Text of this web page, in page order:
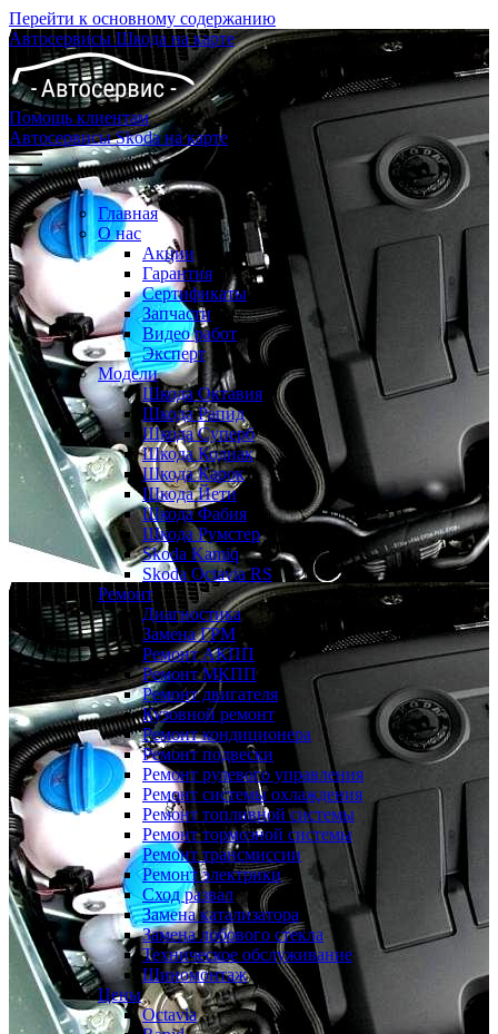
Перейти к основному содержанию
Автосервисы Шкода на карте
Помощь клиентам
Автосервисы Skoda на карте
Главная
О нас
Акции
Гарантия
Сертификаты
Запчасти
Видео работ
Эксперт
Модели
Шкода Октавия
Шкода Рапид
Шкода Суперб
Шкода Кодиак
Шкода Карок
Шкода Йети
Шкода Фабия
Шкода Румстер
Skoda Kamiq
Skoda Octavia RS
Ремонт
Диагностика
Замена ГРМ
Ремонт АКПП
Ремонт МКПП
Ремонт двигателя
Кузовной ремонт
Ремонт кондиционера
Ремонт подвески
Ремонт рулевого управления
Ремонт системы охлаждения
Ремонт топливной системы
Ремонт тормозной системы
Ремонт трансмиссии
Ремонт электрики
Сход развал
Замена катализатора
Замена лобового стекла
Техническое обслуживание
Шиномонтаж
Цены
Octavia